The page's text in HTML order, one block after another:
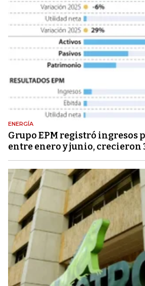
ENERGÍA
Grupo EPM registró ingresos
entre enero y junio, crecieron